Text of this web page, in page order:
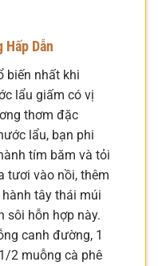
Hấp Dẫn
biến nhất khi
lẩu giấm có vị
thơm đặc
lẩu, bạn phi
tím băm và tỏi
tươi vào nồi, thêm
tây thái múi
sôi hỗn hợp này.
canh đường, 1
2 muỗng cà phê